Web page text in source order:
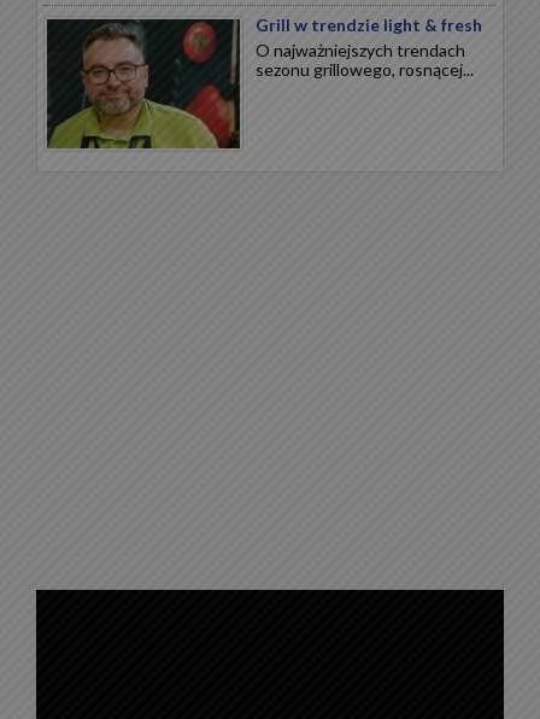
Grill w trendzie light & fresh
O najważniejszych trendach
sezonu grillowego, rosnącej...